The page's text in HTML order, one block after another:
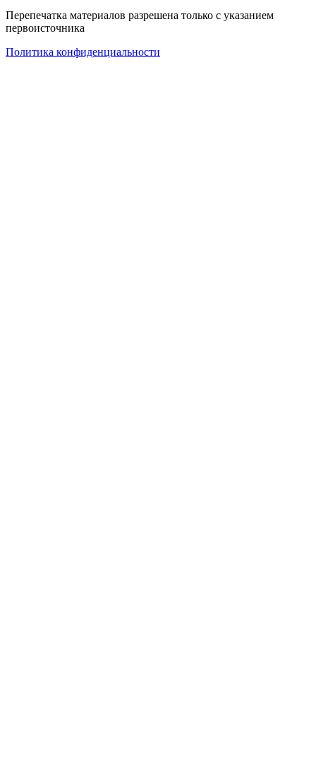
Перепечатка материалов разрешена только с указанием
первоисточника
Политика конфиденциальности